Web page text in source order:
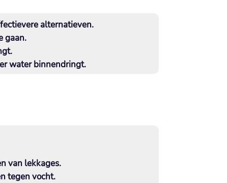
alternatieven.​
gaan.​
water binnendringt.​
van lekkages.​
tegen vocht.​